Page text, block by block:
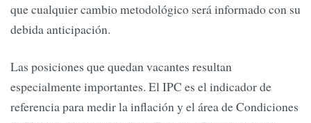
que cualquier cambio metodológico será informado con su
debida anticipación.
Las posiciones que quedan vacantes resultan
especialmente importantes. El IPC es el indicador de
referencia para medir la inflación y el área de Condiciones